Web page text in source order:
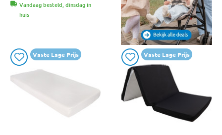
Vandaag besteld, dinsdag in
huis
Vaste Lage Prijs Vaste Lage Prijs